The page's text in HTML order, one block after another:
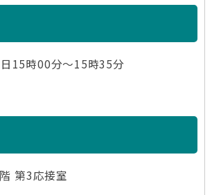
15時00分～15時35分
第3応接室